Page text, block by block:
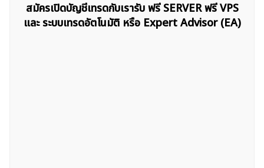
สมัครเปิดบัญชีเทรดกับเรารับ ฟรี SERVER ฟรี VPS
และ ระบบเทรดอัตโนมัติ หรือ Expert Advisor (EA)